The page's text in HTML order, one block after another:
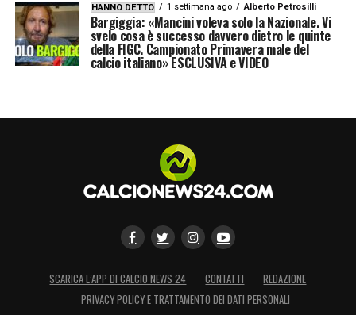
HANNO DETTO 1 settimana ago Alberto Petrosilli
Bargiggia: «Mancini voleva solo la Nazionale. Vi
svelo cosa è successo davvero dietro le quinte
della FIGC. Campionato Primavera male del
calcio italiano» ESCLUSIVA e VIDEO
SCARICA L’APP DI CALCIO NEWS 24 CONTATTI
REDAZIONE
PRIVACY POLICY E TRATTAMENTO DEI DATI PERSONALI